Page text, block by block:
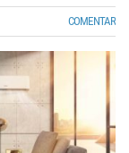
COMENTAR